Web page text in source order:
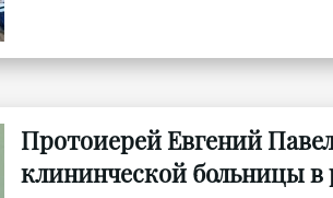
Протоиерей Евгений
клининческой больницы в